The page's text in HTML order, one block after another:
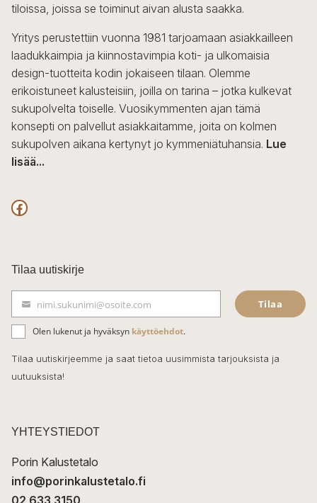
tiloissa, joissa se toiminut aivan alusta saakka.
Yritys perustettiin vuonna 1981 tarjoamaan asiakkailleen
laadukkaimpia ja kiinnostavimpia koti- ja ulkomaisia
design-tuotteita kodin jokaiseen tilaan. Olemme
erikoistuneet kalusteisiin, joilla on tarina – jotka kulkevat
sukupolvelta toiselle. Vuosikymmenten ajan tämä
konsepti on palvellut asiakkaitamme, joita on kolmen
sukupolven aikana kertynyt jo kymmeniätuhansia. Lue
lisää...
F
c
e
b
o
o
k
Tilaa uutiskirje
ä
h
k
t
nimi.sukunimi@osoite.com Tilaa
Olen lukenut ja hyväksyn käyttöehdot.
Tilaa uutiskirjeemme ja saat tietoa uusimmista tarjouksista ja
uutuuksista!
YHTEYSTIEDOT
Porin Kalustetalo
info@porinkalustetalo.fi
02 633 3150